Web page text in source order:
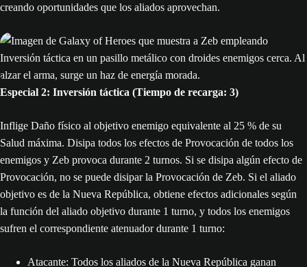
creando oportunidades que los aliados aprovechan.
Especial 2: Inversión táctica (Tiempo de recarga: 3)
Inflige Daño físico al objetivo enemigo equivalente al 25 % de su
Salud máxima. Disipa todos los efectos de Provocación de todos los
enemigos y Zeb provoca durante 2 turnos. Si se disipa algún efecto de
Provocación, no se puede disipar la Provocación de Zeb. Si el aliado
objetivo es de la Nueva República, obtiene efectos adicionales según
la función del aliado objetivo durante 1 turno, y todos los enemigos
sufren el correspondiente atenuador durante 1 turno:
Atacante: Todos los aliados de la Nueva República ganan